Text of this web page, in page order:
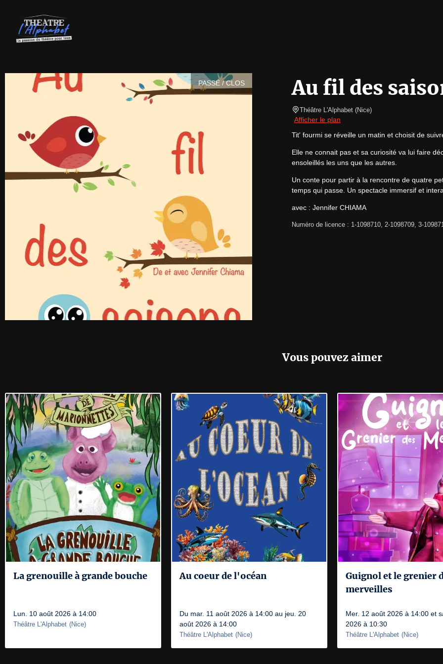
PASSÉ / CLOS Au fil des
Théâtre L'Alphabet (Nice)
Afficher le plan
Tit' fourmi se réveille un matin et choisit de
Elle ne connait pas et sa curiosité va lui faire
ensoleillés les uns que les autres.
Un conte pour partir à la rencontre de quatre
temps qui passe. Un spectacle immersif et
avec : Jennifer CHIAMA
Numéro de licence : 1-1098710, 2-1098709, 3-
Vous pouvez aimer
La grenouille à grande bouche
Lun. 10 août 2026 à 14:00
Théâtre L'Alphabet (Nice)
Au coeur de l'océan
Du mar. 11 août 2026 à 14:00 au jeu. 20
août 2026 à 14:00
Théâtre L'Alphabet (Nice)
Guignol et le grenier
merveilles
Mer. 12 août 2026 à 14:00 et
2026 à 10:30
Théâtre L'Alphabet (Nice)